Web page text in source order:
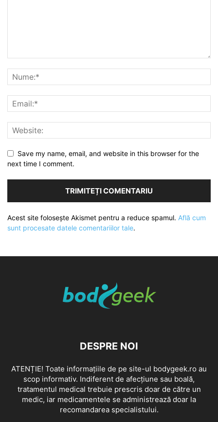
Save my name, email, and website in this browser for the
next time I comment.
Acest site folosește Akismet pentru a reduce spamul. Află cum
sunt procesate datele comentariilor tale.
DESPRE NOI
ATENȚIE! Toate informațiile de pe site-ul bodygeek.ro au
scop informativ. Indiferent de afecțiune sau boală,
tratamentul medical trebuie prescris doar de către un
medic, iar medicamentele se administrează doar la
recomandarea specialistului.